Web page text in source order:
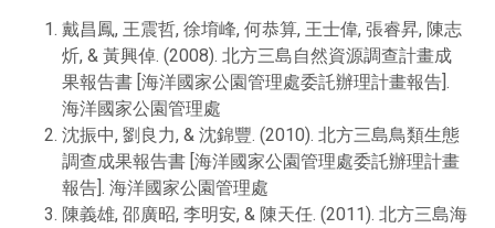
戴昌鳳, 王震哲, 徐堉峰, 何恭算, 王士偉, 張睿昇, 陳志
炘, & 黃興倬. (2008). 北方三島自然資源調查計畫成
果報告書 [海洋國家公園管理處委託辦理計畫報告].
海洋國家公園管理處
沈振中, 劉良力, & 沈錦豐. (2010). 北方三島鳥類生態
調查成果報告書 [海洋國家公園管理處委託辦理計畫
報告]. 海洋國家公園管理處
陳義雄, 邵廣昭, 李明安, & 陳天任. (2011). 北方三島海